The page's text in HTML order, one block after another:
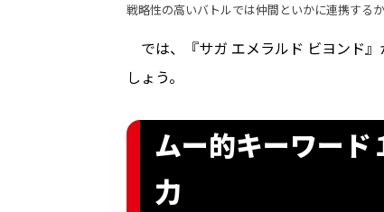
戦略性の高いバトルでは仲間といかに連携す
では、『サガ エメラルド ビヨンド
しょう。
ムー的キーワード
力